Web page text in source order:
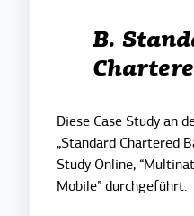
B.
Diese Case Study an
„Standard Chartered
Study Online,
Mobile” durchgeführt.